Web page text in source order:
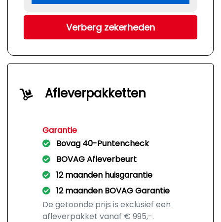
Verberg zekerheden
Afleverpakketten
Garantie
Bovag 40-Puntencheck
BOVAG Afleverbeurt
12 maanden huisgarantie
12 maanden BOVAG Garantie
De getoonde prijs is exclusief een
afleverpakket vanaf € 995,-.